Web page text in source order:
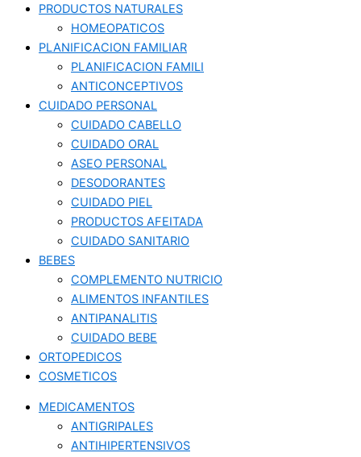
PRODUCTOS NATURALES
HOMEOPATICOS
PLANIFICACION FAMILIAR
PLANIFICACION FAMILI
ANTICONCEPTIVOS
CUIDADO PERSONAL
CUIDADO CABELLO
CUIDADO ORAL
ASEO PERSONAL
DESODORANTES
CUIDADO PIEL
PRODUCTOS AFEITADA
CUIDADO SANITARIO
BEBES
COMPLEMENTO NUTRICIO
ALIMENTOS INFANTILES
ANTIPANALITIS
CUIDADO BEBE
ORTOPEDICOS
COSMETICOS
MEDICAMENTOS
ANTIGRIPALES
ANTIHIPERTENSIVOS